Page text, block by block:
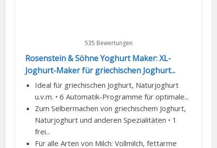
535 Bewertungen
Rosenstein & Söhne Yoghurt Maker: XL-
Joghurt-Maker für griechischen Joghurt...
Ideal für griechischen Joghurt, Naturjoghurt
u.v.m. • 6 Automatik-Programme für optimale...
Zum Selbermachen von griechischem Joghurt,
Naturjoghurt und anderen Spezialitäten • 1
frei...
Für alle Arten von Milch: Vollmilch, fettarme